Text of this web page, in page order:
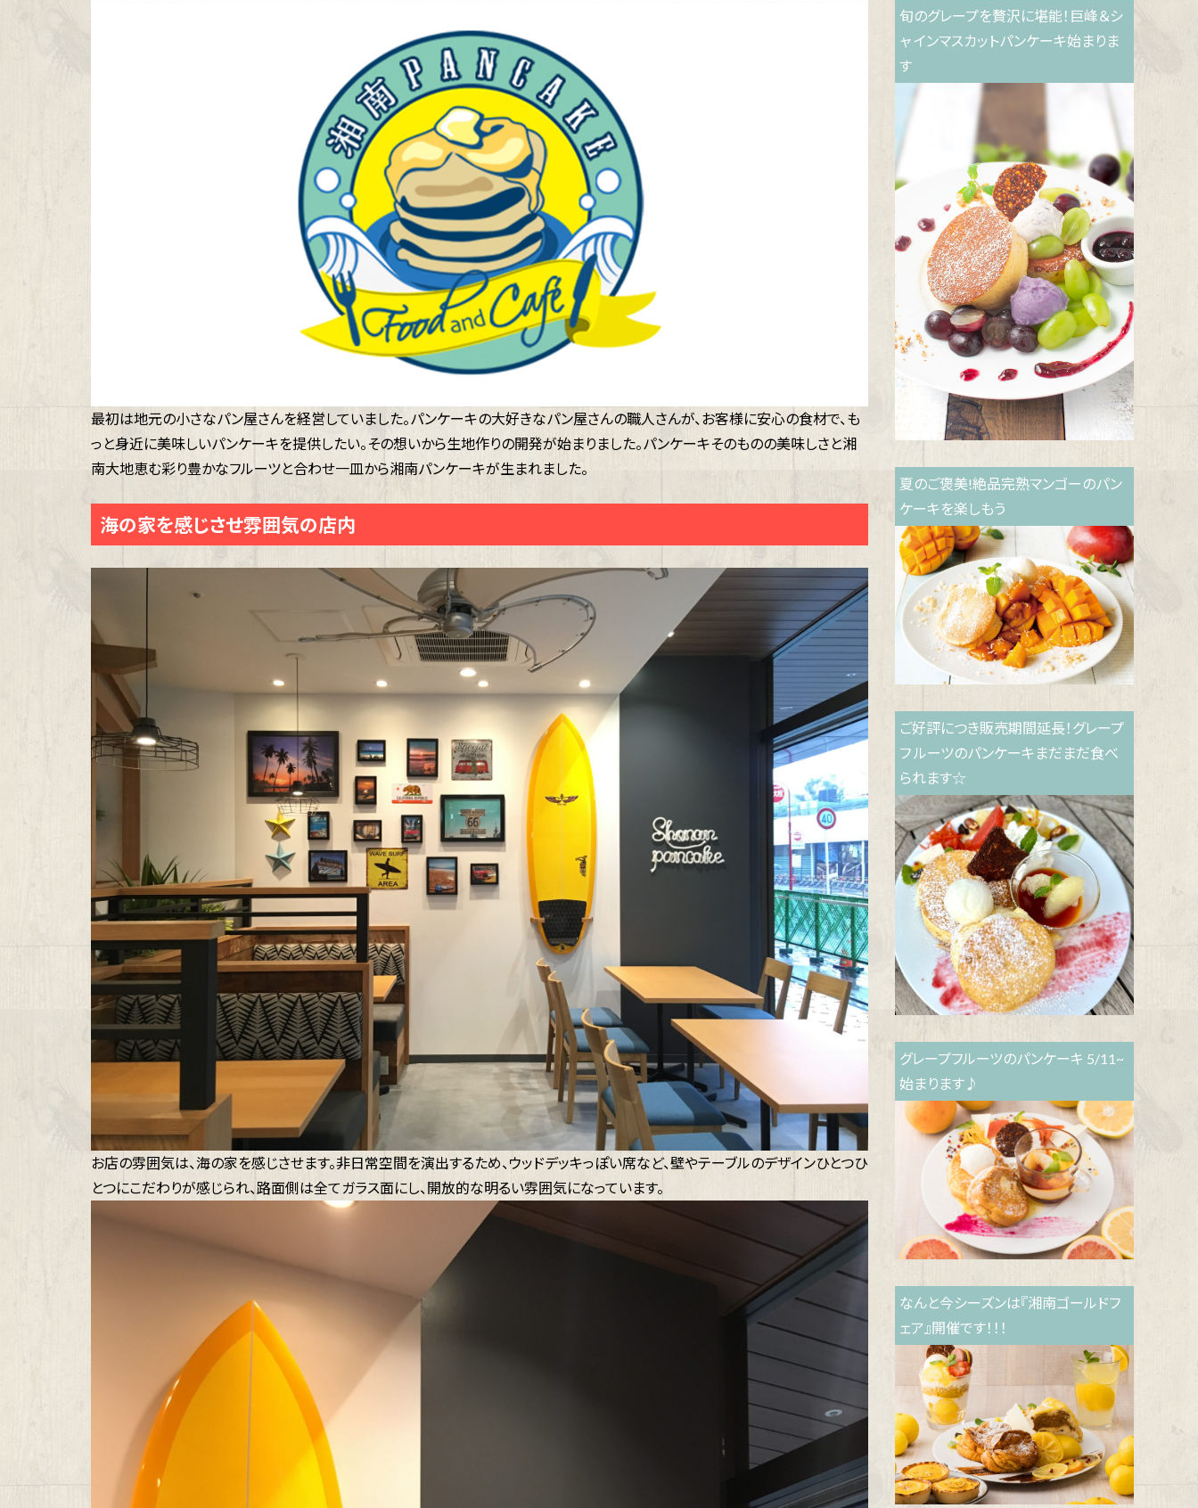
最初は地元の小さなパン屋さんを経営していました。パンケーキの大好きなパン屋さんの職人さんが、お客様に安心の食材で、も
っと身近に美味しいパンケーキを提供したい。その想いから生地作りの開発が始まりました。パンケーキそのものの美味しさと湘
南大地恵む彩り豊かなフルーツと合わせ一皿から湘南パンケーキが生まれました。
海の家を感じさせ雰囲気の店内
お店の雰囲気は、海の家を感じさせます。非日常空間を演出するため、ウッドデッキっぽい席など、壁やテーブルのデザインひとつひ
とつにこだわりが感じられ、路面側は全てガラス面にし、開放的な明るい雰囲気になっています。
旬のグレープを贅沢に堪能！巨峰＆シ
ャ インマスカットパンケーキ始まりま
す
夏のご褒美!絶品完熟マンゴーのパン
ケーキを楽しもう
ご好評につき販売期間延長！グレープ
フ ルーツのパンケーキまだまだ食べ
られます☆
グレープフルーツのパンケーキ 5/11~
始まります♪
なんと今シーズンは『湘南ゴールドフ
ェア』開催です！！！